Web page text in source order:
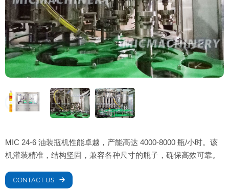
MIC 24-6 油装瓶机性能卓越，产能高达 4000-8000 瓶/小时。该
机灌装精准，结构坚固，兼容各种尺寸的瓶子，确保高效可靠。
CONTACT US